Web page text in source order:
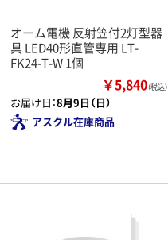
オーム電機 反射笠付2灯型器
具 LED40形直管専用 LT-
FK24-T-W 1個
￥5,840（税込）
お届け日：8月9日（日）
アスクル在庫商品